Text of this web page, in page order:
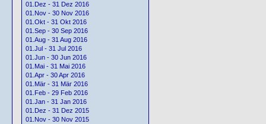
01.Dez - 31 Dez 2016
01.Nov - 30 Nov 2016
01.Okt - 31 Okt 2016
01.Sep - 30 Sep 2016
01.Aug - 31 Aug 2016
01.Jul - 31 Jul 2016
01.Jun - 30 Jun 2016
01.Mai - 31 Mai 2016
01.Apr - 30 Apr 2016
01.Mär - 31 Mär 2016
01.Feb - 29 Feb 2016
01.Jan - 31 Jan 2016
01.Dez - 31 Dez 2015
01.Nov - 30 Nov 2015